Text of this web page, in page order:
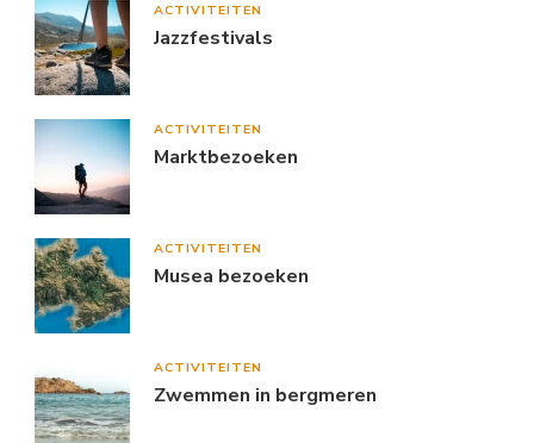
ACTIVITEITEN
Jazzfestivals
ACTIVITEITEN
Marktbezoeken
ACTIVITEITEN
Musea bezoeken
ACTIVITEITEN
Zwemmen in bergmeren